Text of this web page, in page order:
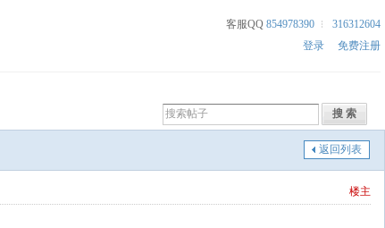
客服QQ 854978390
316312604
登录
免费注册
返回列表
楼主